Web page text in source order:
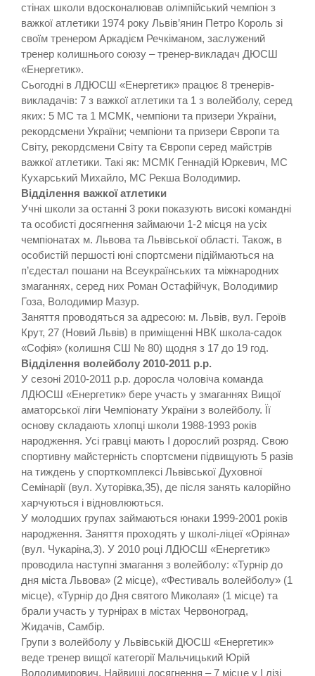
стінах школи вдосконалював олімпійський чемпіон з
важкої атлетики 1974 року Львів’янин Петро Король зі
своїм тренером Аркадієм Речкіманом, заслужений
тренер колишнього союзу – тренер-викладач ДЮСШ
«Енергетик».
Сьогодні в ЛДЮСШ «Енергетик» працює 8 тренерів-
викладачів: 7 з важкої атлетики та 1 з волейболу, серед
яких: 5 МС та 1 МСМК, чемпіони та призери України,
рекордсмени України; чемпіони та призери Європи та
Світу, рекордсмени Світу та Європи серед майстрів
важкої атлетики. Такі як: МСМК Геннадій Юркевич, МС
Кухарський Михайло, МС Рекша Володимир.
Відділення важкої атлетики
Учні школи за останні 3 роки показують високі командні
та особисті досягнення займаючи 1-2 місця на усіх
чемпіонатах м. Львова та Львівської області. Також, в
особистій першості юні спортсмени підіймаються на
п’єдестал пошани на Всеукраїнських та міжнародних
змаганнях, серед них Роман Остафійчук, Володимир
Гоза, Володимир Мазур.
Заняття проводяться за адресою: м. Львів, вул. Героїв
Крут, 27 (Новий Львів) в приміщенні НВК школа-садок
«Софія» (колишня СШ № 80) щодня з 17 до 19 год.
Відділення волейболу 2010-2011 р.р.
У сезоні 2010-2011 р.р. доросла чоловіча команда
ЛДЮСШ «Енергетик» бере участь у змаганнях Вищої
аматорської ліги Чемпіонату України з волейболу. Її
основу складають хлопці школи 1988-1993 років
народження. Усі гравці мають І дорослий розряд. Свою
спортивну майстерність спортсмени підвищують 5 разів
на тиждень у спорткомплексі Львівської Духовної
Семінарії (вул. Хуторівка,35), де після занять калорійно
харчуються і відновлюються.
У молодших групах займаються юнаки 1999-2001 років
народження. Заняття проходять у школі-ліцеї «Оріяна»
(вул. Чукаріна,3). У 2010 році ЛДЮСШ «Енергетик»
проводила наступні змагання з волейболу: «Турнір до
дня міста Львова» (2 місце), «Фестиваль волейболу» (1
місце), «Турнір до Дня святого Миколая» (1 місце) та
брали участь у турнірах в містах Червоноград,
Жидачів, Самбір.
Групи з волейболу у Львівській ДЮСШ «Енергетик»
веде тренер вищої категорії Мальчицький Юрій
Володимирович. Найвищі досягнення – 7 місце у І лізі